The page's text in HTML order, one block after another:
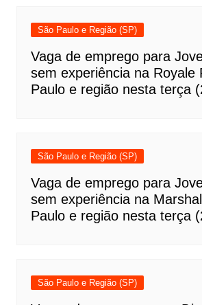
São Paulo e Região (SP)
Vaga de emprego para
sem experiência na Royale
Paulo e região nesta terça
São Paulo e Região (SP)
Vaga de emprego para
sem experiência na
Paulo e região nesta terça
São Paulo e Região (SP)